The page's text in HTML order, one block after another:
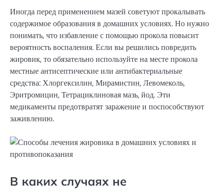
Иногда перед применением мазей советуют прокалывать
содержимое образования в домашних условиях. Но нужно
понимать, что избавление с помощью прокола повысит
вероятность воспаления. Если вы решились повредить
жировик, то обязательно используйте на месте прокола
местные антисептические или антибактериальные
средства: Хлоргексилин, Мирамистин, Левомеколь,
Эритромицин, Тетрациклиновая мазь, йод. Эти
медикаменты предотвратят заражение и поспособствуют
заживлению.
В каких случаях не